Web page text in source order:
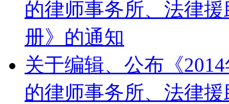
的律师事务所、法律
册》的通知
关于编辑、公布《
的律师事务所、法律